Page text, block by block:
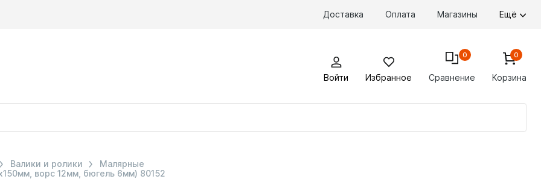
Доставка Оплата Магазины Ещё
Войти Избранное Сравнение
0
Корзина
0
Валики и ролики
Малярные
ворс 12мм, бюгель 6мм) 80152